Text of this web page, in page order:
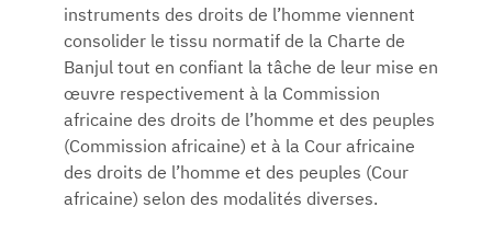
instruments des droits de l’homme viennent
consolider le tissu normatif de la Charte de
Banjul tout en confiant la tâche de leur mise en
œuvre respectivement à la Commission
africaine des droits de l’homme et des peuples
(Commission africaine) et à la Cour africaine
des droits de l’homme et des peuples (Cour
africaine) selon des modalités diverses.